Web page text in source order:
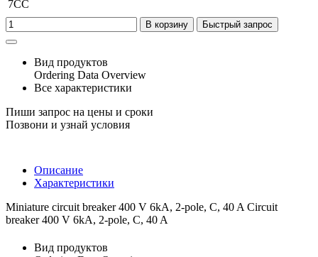
В корзину Быстрый запрос
Вид продуктов
Ordering Data Overview
Все характеристики
Пиши запрос на цены и сроки
Позвони и узнай условия
Описание
Характеристики
Miniature circuit breaker 400 V 6kA, 2-pole, C, 40 A Circuit
breaker 400 V 6kA, 2-pole, C, 40 A
Вид продуктов